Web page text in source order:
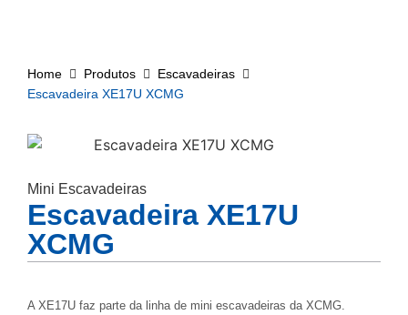
Home Produtos
Escavadeiras
Escavadeira XE17U XCMG
Mini Escavadeiras
Escavadeira XE17U
XCMG
A XE17U faz parte da linha de mini escavadeiras da XCMG.